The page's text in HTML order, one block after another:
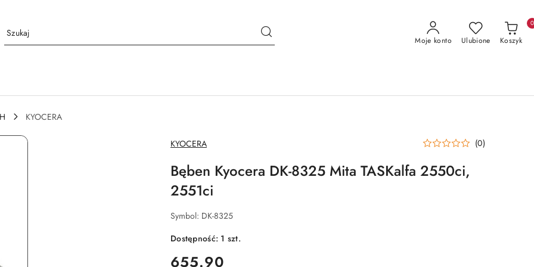
Moje konto Ulubione Koszyk
0
KYOCERA
NAZWA
PRODUCENTA:
KYOCERA (0)
Bęben Kyocera DK-8325 Mita TASKalfa 2550ci,
2551ci
Symbol: DK-8325
Dostępność: 1 szt.
cena:
655.90